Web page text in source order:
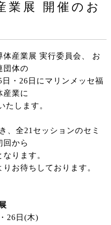
業展 開催のお
産業展 実行委員会、 お
団体の
・26日にマリンメッセ福
産業に
たします。
、全21セッションのセミ
回から
ります。
お待ちしております。
26日(木)